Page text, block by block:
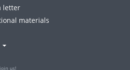
letter
materials
us!